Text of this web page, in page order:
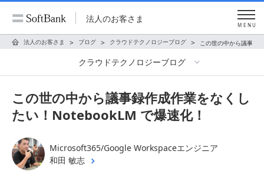
法人のお客さま
MENU
法人のお客さま ブログ クラウドテクノロジーブログ この世の中から議事録
クラウドテクノロジーブログ
この世の中から議事録作成作業をなくし
たい！NotebookLM で爆速化！
Microsoft365/Google Workspaceエンジニア
和田 敏志